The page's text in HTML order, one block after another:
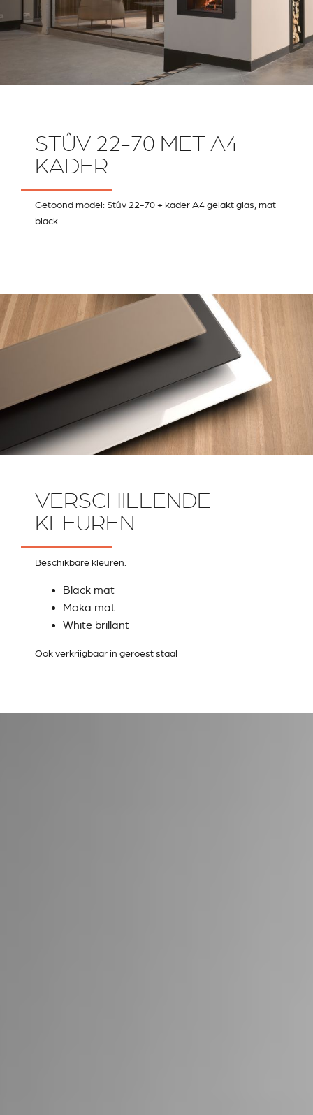
STÛV 22-70 MET A4
KADER
Getoond model: Stûv 22-70 + kader A4 gelakt glas, mat
black
VERSCHILLENDE
KLEUREN
Beschikbare kleuren:
Black mat
Moka mat
White brillant
Ook verkrijgbaar in geroest staal